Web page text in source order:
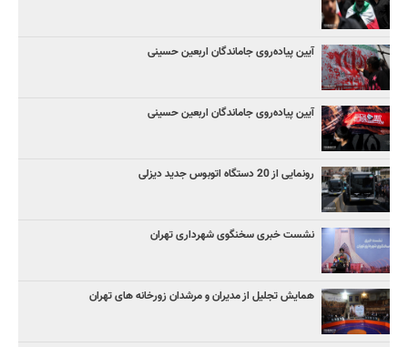
آیین پیاده‌روی جاماندگان اربعین حسینی
آیین پیاده‌روی جاماندگان اربعین حسینی
رونمایی از 20 دستگاه اتوبوس جدید دیزلی
نشست خبری سخنگوی شهرداری تهران
همایش تجلیل از مدیران و مرشدان زورخانه های تهران